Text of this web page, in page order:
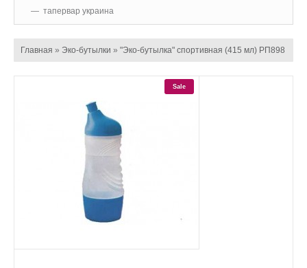
тапервар украина
Главная » Эко-бутылки » "Эко-бутылка" спортивная (415 мл) РП898
Sale